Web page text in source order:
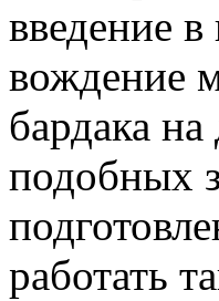
введение в
вождение
бардака
подобных
работать